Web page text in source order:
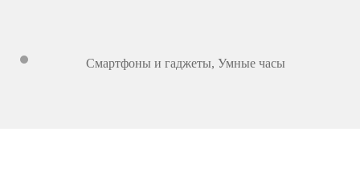
Смартфоны и гаджеты, Умные часы